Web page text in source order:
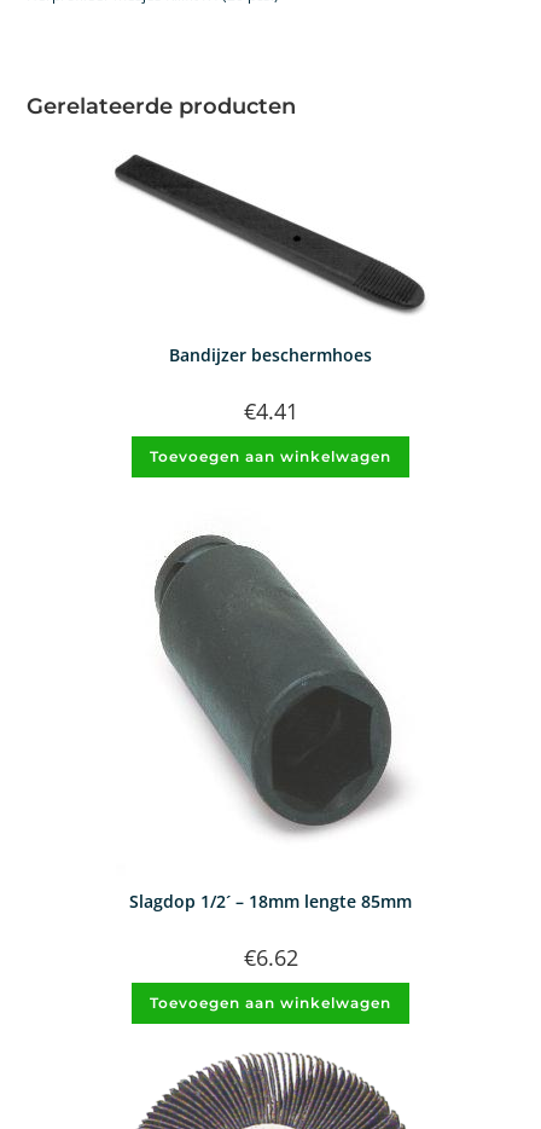
Gerelateerde producten
Bandijzer beschermhoes
€4.41
Toevoegen aan winkelwagen
Slagdop 1/2´ – 18mm lengte 85mm
€6.62
Toevoegen aan winkelwagen